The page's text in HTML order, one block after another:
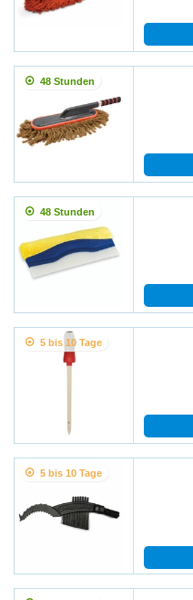
48 Stunden
48 Stunden
5 bis 10 Tage
5 bis 10 Tage